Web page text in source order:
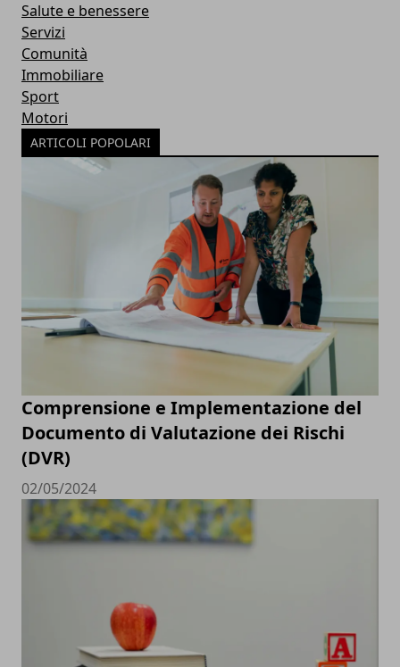
Salute e benessere
Servizi
Comunità
Immobiliare
Sport
Motori
ARTICOLI POPOLARI
Comprensione e Implementazione del
Documento di Valutazione dei Rischi
(DVR)
02/05/2024